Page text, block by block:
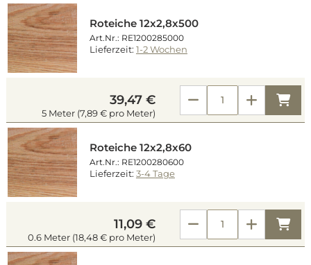
Roteiche 12x2,8x500
Art.Nr.: RE1200285000
Lieferzeit: 1-2 Wochen
39,47 €
5 Meter (7,89 € pro Meter)
Roteiche 12x2,8x60
Art.Nr.: RE1200280600
Lieferzeit: 3-4 Tage
11,09 €
0.6 Meter (18,48 € pro Meter)